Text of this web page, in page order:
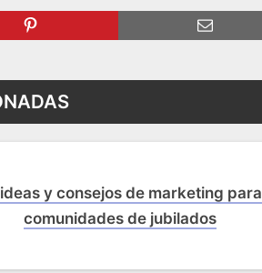
y consejos de marketing para
comunidades de jubilados